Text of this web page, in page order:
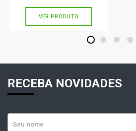
VER PRODUTO
1 2 3 4
RECEBA NOVIDADES